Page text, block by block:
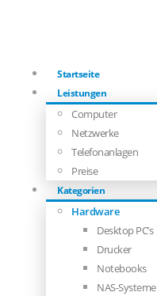
Startseite
Leistungen
Computer
Netzwerke
Telefonanlagen
Preise
Kategorien
Hardware
Desktop PC’s
Drucker
Notebooks
NAS-Systeme